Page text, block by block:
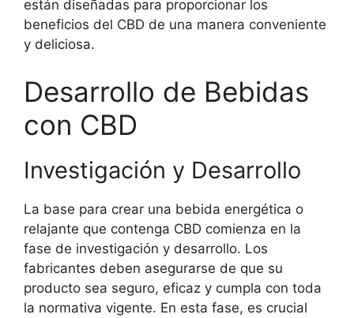
están diseñadas para proporcionar los
beneficios del CBD de una manera conveniente
y deliciosa.
Desarrollo de Bebidas
con CBD
Investigación y Desarrollo
La base para crear una bebida energética o
relajante que contenga CBD comienza en la
fase de investigación y desarrollo. Los
fabricantes deben asegurarse de que su
producto sea seguro, eficaz y cumpla con toda
la normativa vigente. En esta fase, es crucial